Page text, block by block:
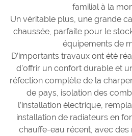
familial à la
Un véritable plus, une grande
chaussée, parfaite pour le
équipements de
D’importants travaux ont été
d’offrir un confort durable et
réfection complète de la
de pays, isolation des
l’installation électrique,
installation de radiateurs en
chauffe-eau récent, avec des